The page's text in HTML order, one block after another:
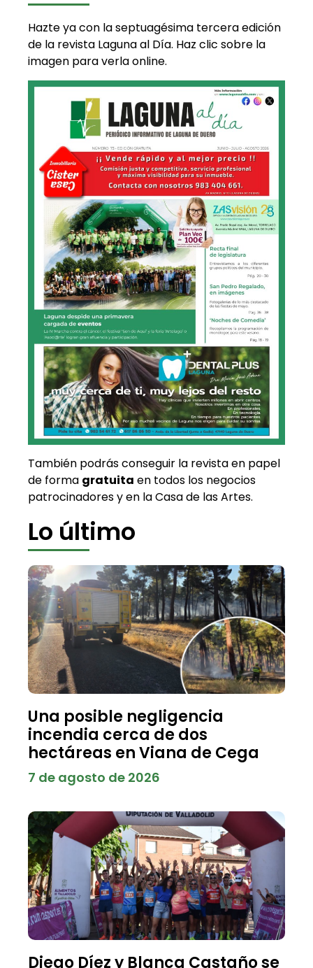
Hazte ya con la septuagésima tercera edición
de la revista Laguna al Día. Haz clic sobre la
imagen para verla online.
También podrás conseguir la revista en papel
de forma gratuita en todos los negocios
patrocinadores y en la Casa de las Artes.
Lo último
Una posible negligencia
incendia cerca de dos
hectáreas en Viana de Cega
7 de agosto de 2026
Diego Díez y Blanca Castaño se